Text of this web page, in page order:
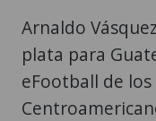
Arnaldo
plata para
eFootball de los